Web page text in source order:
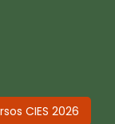
CIES 2026